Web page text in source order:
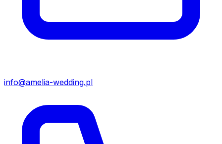
info@amelia-wedding.pl